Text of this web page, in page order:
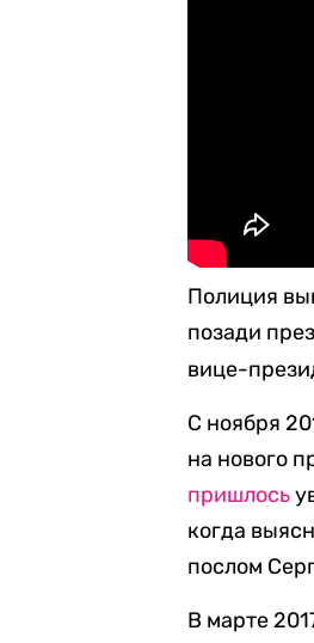
Полиция
позади
вице-
С ноября
на нового
пришлось
когда
послом
В марте